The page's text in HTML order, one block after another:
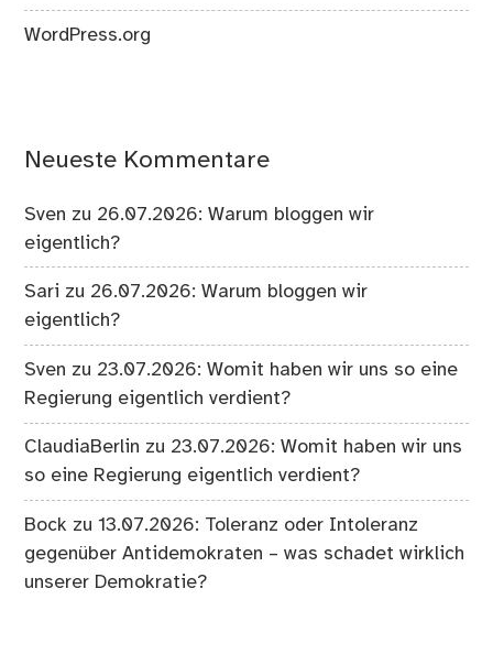
WordPress.org
Neueste Kommentare
Sven zu 26.07.2026: Warum bloggen wir
eigentlich?
Sari zu 26.07.2026: Warum bloggen wir
eigentlich?
Sven zu 23.07.2026: Womit haben wir uns so eine
Regierung eigentlich verdient?
ClaudiaBerlin zu 23.07.2026: Womit haben wir uns
so eine Regierung eigentlich verdient?
Bock zu13.07.2026: Toleranz oder Intoleranz
gegenüber Antidemokraten – was schadet wirklich
unserer Demokratie?